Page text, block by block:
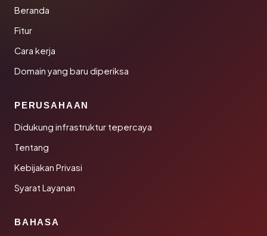
Beranda
Fitur
Cara kerja
Domain yang baru diperiksa
PERUSAHAAN
Didukung infrastruktur tepercaya
Tentang
Kebijakan Privasi
Syarat Layanan
BAHASA